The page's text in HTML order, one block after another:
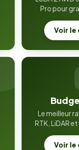
Pro pour
Voir
Le meilleur
RTK, LiDAR
Voir